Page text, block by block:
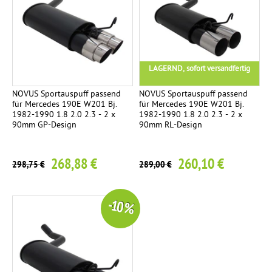
NOVUS Sportauspuff passend
für Mercedes 190E W201 Bj.
1982-1990 1.8 2.0 2.3 - 2 x
90mm GP-Design
298,75 € 268,88 €
LAGERND, sofort versandfertig
NOVUS Sportauspuff passend
für Mercedes 190E W201 Bj.
1982-1990 1.8 2.0 2.3 - 2 x
90mm RL-Design
289,00 € 260,10 €
-10 %